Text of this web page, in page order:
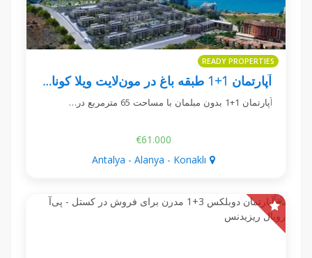
READY PROPERTIES
آپارتمان 1+1 طبقه باغ در مون‌لایت ویلا کوناکلی
آپارتمان 1+1 بدون مبلمان با مساحت 65 مترمربع در…
€61.000
Antalya - Alanya - Konaklı